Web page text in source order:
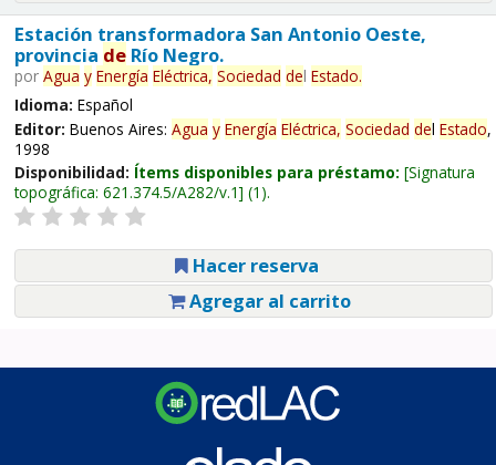
Estación transformadora San Antonio Oeste,
provincia deRío Negro.
por Agua y Energía Eléctrica, Sociedad del Estado.
Idioma: Español
Editor: Buenos Aires: Agua y Energía Eléctrica, Sociedad del Estado,
1998
Disponibilidad: Ítems disponibles para préstamo: Signatura
topográfica: 621.374.5/A282/v.1 (1).
Hacer reserva
Agregar al carrito